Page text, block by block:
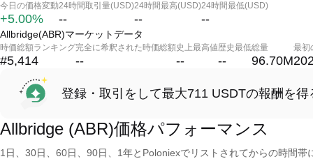
今日の価格変動
+5.00%
24時間取引量(USD)
--
24時間最高(USD)
--
24時間最低(USD)
--
Allbridge(ABR)マーケットデータ
時価総額ランキング
#5,414
完全に希釈された時価総額
--
史上最高値
--
歴史最低
--
総量
96.70M
最初
登録・取引をして最大711 USDTの報酬を得
Allbridge (ABR)価格パフォーマンス
1日、30日、60日、90日、1年とPoloniexでリストされてからの時間